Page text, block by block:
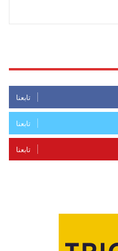
تابعنا
تابعنا
تابعنا